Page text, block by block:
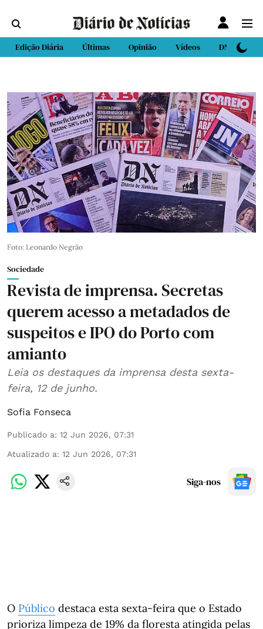
Edição Diária Últimas Opinião Vídeos DN Sport
Foto: Leonardo Negrão
Sociedade
Revista de imprensa. Secretas
querem acesso a metadados de
suspeitos e IPO do Porto com
amianto
Leia os destaques da imprensa desta sexta-
feira, 12 de junho.
Sofia Fonseca
Publicado a: 12 Jun 2026, 07:31
Atualizado a: 12 Jun 2026, 07:31
Siga-nos
O Público destaca esta sexta-feira que o Estado
prioriza limpeza de 19% da floresta atingida pelas